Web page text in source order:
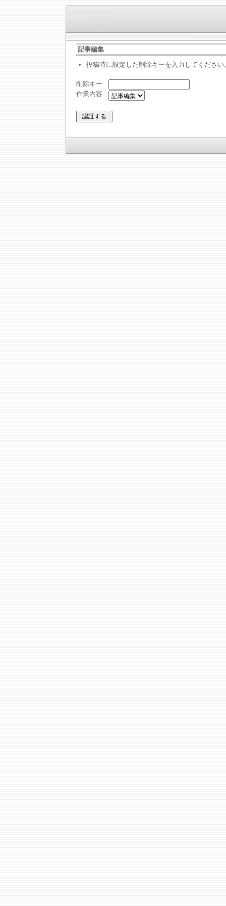
記事編集
投稿時に設定した削除キーを入力してください
削除キー
作業内容